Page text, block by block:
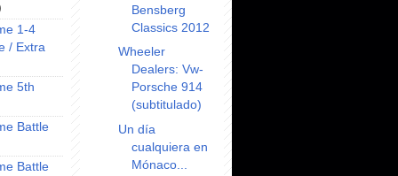
1-4
/ Extra
5th
Battle
Battle
Bensberg
Classics 2012
Wheeler
Dealers: Vw-
Porsche 914
(subtitulado)
Un día
cualquiera en
Mónaco...